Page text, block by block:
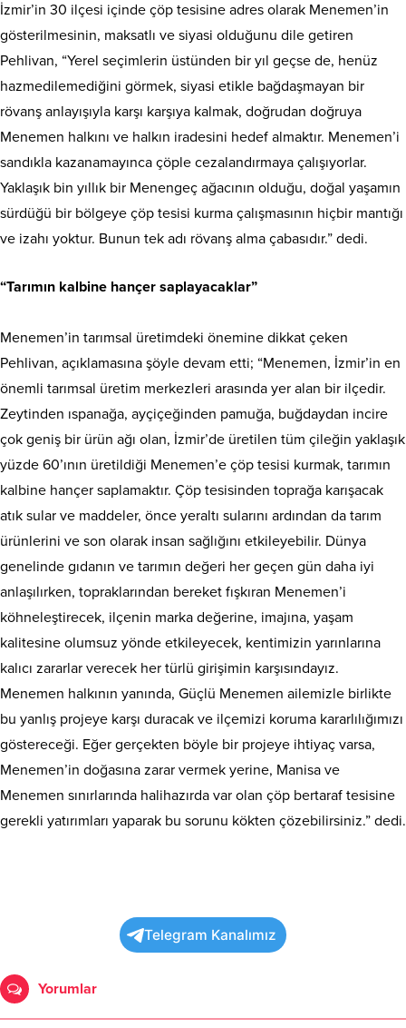
İzmir’in 30 ilçesi içinde çöp tesisine adres olarak Menemen’in
gösterilmesinin, maksatlı ve siyasi olduğunu dile getiren
Pehlivan, “Yerel seçimlerin üstünden bir yıl geçse de, henüz
hazmedilemediğini görmek, siyasi etikle bağdaşmayan bir
rövanş anlayışıyla karşı karşıya kalmak, doğrudan doğruya
Menemen halkını ve halkın iradesini hedef almaktır. Menemen’i
sandıkla kazanamayınca çöple cezalandırmaya çalışıyorlar.
Yaklaşık bin yıllık bir Menengeç ağacının olduğu, doğal yaşamın
sürdüğü bir bölgeye çöp tesisi kurma çalışmasının hiçbir mantığı
ve izahı yoktur. Bunun tek adı rövanş alma çabasıdır.” dedi.
“Tarımın kalbine hançer saplayacaklar”
Menemen’in tarımsal üretimdeki önemine dikkat çeken
Pehlivan, açıklamasına şöyle devam etti; “Menemen, İzmir’in en
önemli tarımsal üretim merkezleri arasında yer alan bir ilçedir.
Zeytinden ıspanağa, ayçiçeğinden pamuğa, buğdaydan incire
çok geniş bir ürün ağı olan, İzmir’de üretilen tüm çileğin yaklaşık
yüzde 60’ının üretildiği Menemen’e çöp tesisi kurmak, tarımın
kalbine hançer saplamaktır. Çöp tesisinden toprağa karışacak
atık sular ve maddeler, önce yeraltı sularını ardından da tarım
ürünlerini ve son olarak insan sağlığını etkileyebilir. Dünya
genelinde gıdanın ve tarımın değeri her geçen gün daha iyi
anlaşılırken, topraklarından bereket fışkıran Menemen’i
köhneleştirecek, ilçenin marka değerine, imajına, yaşam
kalitesine olumsuz yönde etkileyecek, kentimizin yarınlarına
kalıcı zararlar verecek her türlü girişimin karşısındayız.
Menemen halkının yanında, Güçlü Menemen ailemizle birlikte
bu yanlış projeye karşı duracak ve ilçemizi koruma kararlılığımızı
göstereceği. Eğer gerçekten böyle bir projeye ihtiyaç varsa,
Menemen’in doğasına zarar vermek yerine, Manisa ve
Menemen sınırlarında halihazırda var olan çöp bertaraf tesisine
gerekli yatırımları yaparak bu sorunu kökten çözebilirsiniz.” dedi.
Telegram Kanalımız
Yorumlar